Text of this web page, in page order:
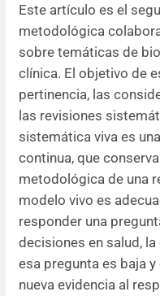
Patrocinadores y
Editores
Comité editorial
Resúmenes de
Noticias
Este artículo es el
metodológica
sobre temáticas de
clínica. El objetivo de
pertinencia, las
las revisiones
sistemática viva es
continua, que
metodológica de una
modelo vivo es
responder una
decisiones en salud,
esa pregunta es baja
nueva evidencia al